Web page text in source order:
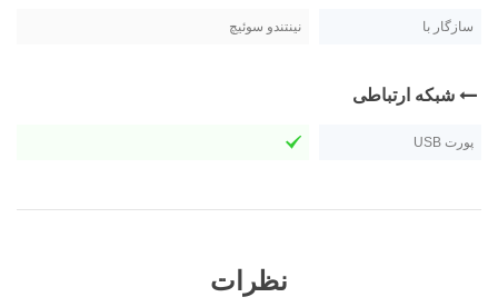
سازگار با نینتندو سوئیچ
شبکه ارتباطی
پورت USB
نظرات